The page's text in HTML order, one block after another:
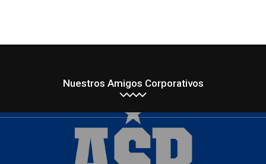
Nuestros Amigos Corporativos